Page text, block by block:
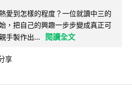
愛到怎樣的程度？一位就讀中三的
，把自己的興趣一步步變成真正可
手製作出...
閱讀全文
享